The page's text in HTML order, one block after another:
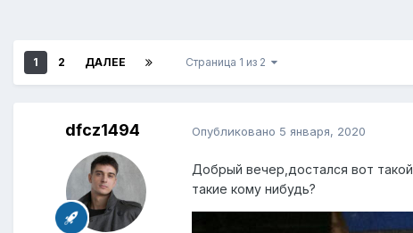
1 2 ДАЛЕЕ Страница 1 из 2
dfcz1494 Опубликовано 5 января, 2020
Добрый вечер,достался вот
такие кому нибудь?